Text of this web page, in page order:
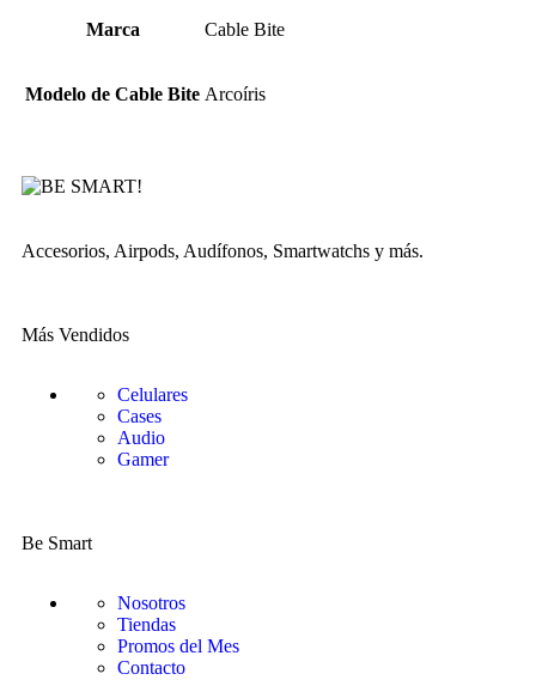
Marca Cable Bite
Modelo de Cable Bite Arcoíris
Accesorios, Airpods, Audífonos, Smartwatchs y más.
Más Vendidos
Celulares
Cases
Audio
Gamer
Be Smart
Nosotros
Tiendas
Promos del Mes
Contacto